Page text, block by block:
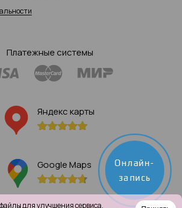
Платежные системы
Яндекс карты
Google Maps
Онлайн-
запись
для улучшения сервиса.